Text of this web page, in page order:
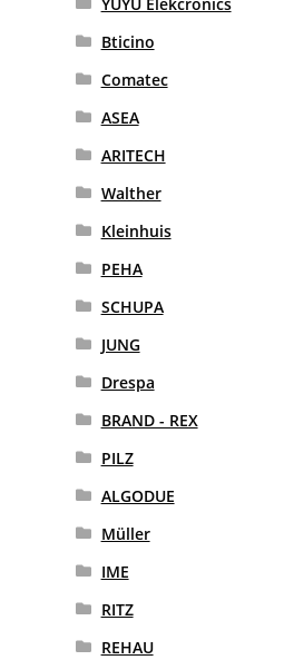
YUYU Elekcronics
Bticino
Comatec
ASEA
ARITECH
Walther
Kleinhuis
PEHA
SCHUPA
JUNG
Drespa
BRAND - REX
PILZ
ALGODUE
Müller
IME
RITZ
REHAU